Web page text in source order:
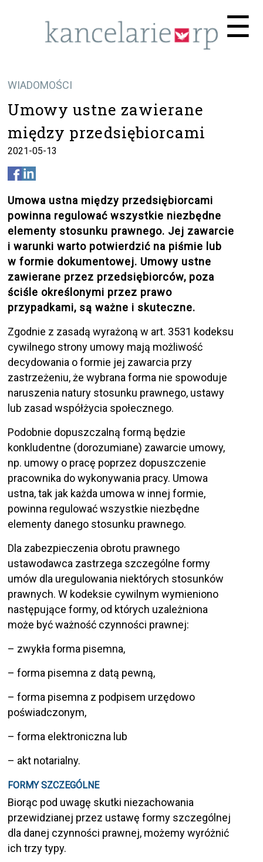
☰
WIADOMOŚCI
Umowy ustne zawierane
między przedsiębiorcami
2021-05-13
Umowa ustna między przedsiębiorcami
powinna regulować wszystkie niezbędne
elementy stosunku prawnego. Jej zawarcie
i warunki warto potwierdzić na piśmie lub
w formie dokumentowej. Umowy ustne
zawierane przez przedsiębiorców, poza
ściśle określonymi przez prawo
przypadkami, są ważne i skuteczne.
Zgodnie z zasadą wyrażoną w art. 3531 kodeksu
cywilnego strony umowy mają możliwość
decydowania o formie jej zawarcia przy
zastrzeżeniu, że wybrana forma nie spowoduje
naruszenia natury stosunku prawnego, ustawy
lub zasad współżycia społecznego.
Podobnie dopuszczalną formą będzie
konkludentne (dorozumiane) zawarcie umowy,
np. umowy o pracę poprzez dopuszczenie
pracownika do wykonywania pracy. Umowa
ustna, tak jak każda umowa w innej formie,
powinna regulować wszystkie niezbędne
elementy danego stosunku prawnego.
Dla zabezpieczenia obrotu prawnego
ustawodawca zastrzega szczególne formy
umów dla uregulowania niektórych stosunków
prawnych. W kodeksie cywilnym wymieniono
następujące formy, od których uzależniona
może być ważność czynności prawnej:
– zwykła forma pisemna,
– forma pisemna z datą pewną,
– forma pisemna z podpisem urzędowo
poświadczonym,
– forma elektroniczna lub
– akt notarialny.
FORMY SZCZEGÓLNE
Biorąc pod uwagę skutki niezachowania
przewidzianej przez ustawę formy szczególnej
dla danej czynności prawnej, możemy wyróżnić
ich trzy typy.